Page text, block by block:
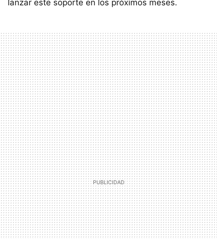
lanzar este soporte en los próximos meses.